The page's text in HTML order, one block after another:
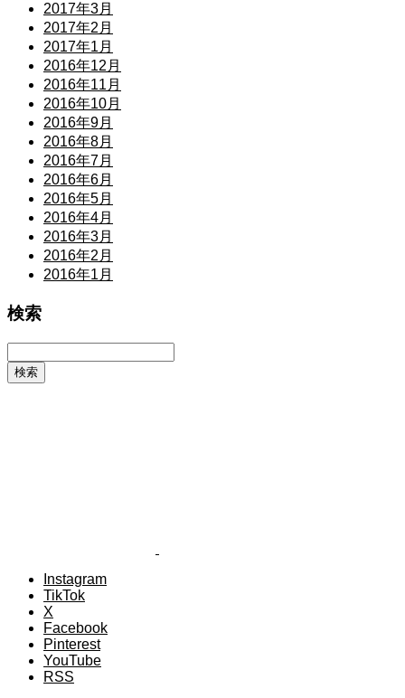
2017年3月
2017年2月
2017年1月
2016年12月
2016年11月
2016年10月
2016年9月
2016年8月
2016年7月
2016年6月
2016年5月
2016年4月
2016年3月
2016年2月
2016年1月
検索
Instagram
TikTok
X
Facebook
Pinterest
YouTube
RSS